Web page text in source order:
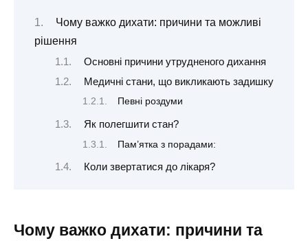
Чому важко дихати: причини та можливі
рішення
Основні причини утрудненого дихання
Медичні стани, що викликають задишку
Певні роздуми
Як полегшити стан?
Пам’ятка з порадами:
Коли звертатися до лікаря?
Чому важко дихати: причини та